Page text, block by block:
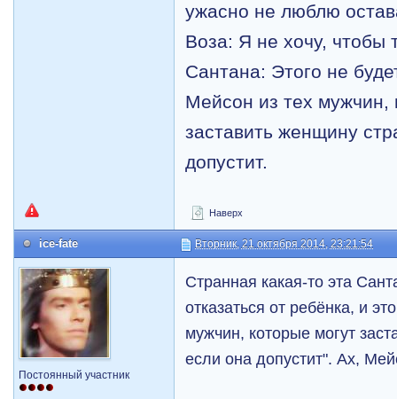
ужасно не люблю
Воза: Я не хочу, чтобы
Сантана: Этого не
Мейсон из тех мужчин,
заставить женщину
допустит.
Наверх
ice-fate Вторник, 21 октября 2014, 23:21:54
Постоянный участник
Странная какая-то эта
отказаться от ребёнка, и
мужчин, которые могут
если она допустит". Ах,